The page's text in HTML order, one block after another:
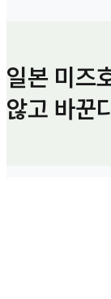
일본 미즈
않고 바꾼